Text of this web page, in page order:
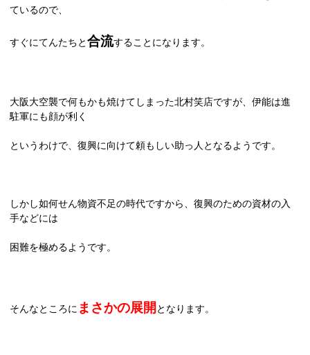
ているので、
すぐにてんたちと合流することになります。
大阪大空襲で何もかも焼けてしまった北村笑店ですが、伊能は進
駐軍にも顔が利く
というわけで、復興に向けて頼もしい助っ人となるようです。
しかし如何せん物資不足の時代ですから、復興のための資材の入
手などには
困難を極めるようです。
そんなところに まさかの展開 となります。